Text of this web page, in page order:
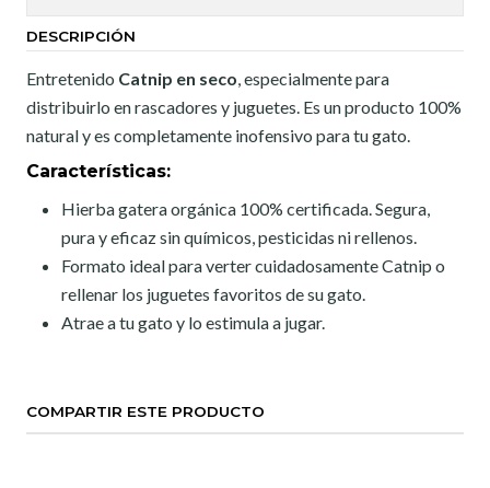
DESCRIPCIÓN
Entretenido Catnip en seco, especialmente para
distribuirlo en rascadores y juguetes. Es un producto 100%
natural y es completamente inofensivo para tu gato.
Características:
Hierba gatera orgánica 100% certificada. Segura,
pura y eficaz sin químicos, pesticidas ni rellenos.
Formato ideal para verter cuidadosamente Catnip o
rellenar los juguetes favoritos de su gato.
Atrae a tu gato y lo estimula a jugar.
COMPARTIR ESTE PRODUCTO